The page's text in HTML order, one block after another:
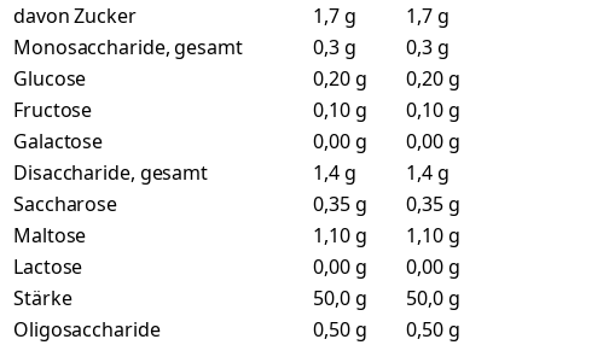
davon Zucker
1,7 g
1,7 g
Monosaccharide, gesamt
0,3 g
0,3 g
Glucose
0,20 g
0,20 g
Fructose
0,10 g
0,10 g
Galactose
0,00 g
0,00 g
Disaccharide, gesamt
1,4 g
1,4 g
Saccharose
0,35 g
0,35 g
Maltose
1,10 g
1,10 g
Lactose
0,00 g
0,00 g
Stärke
50,0 g
50,0 g
Oligosaccharide
0,50 g
0,50 g